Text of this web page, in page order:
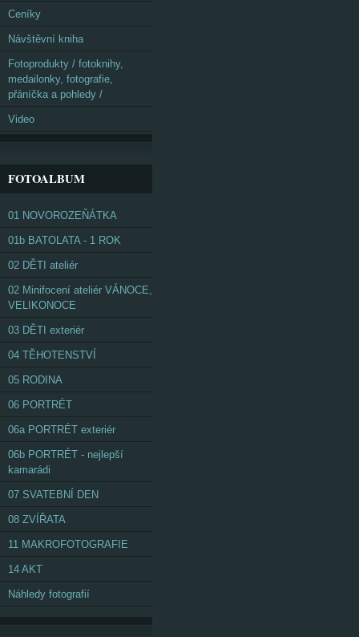
Ceníky
Návštěvní kniha
Fotoprodukty / fotoknihy,
medailonky, fotografie,
přáníčka a pohledy /
Video
FOTOALBUM
01 NOVOROZEŇÁTKA
01b BATOLATA - 1 ROK
02 DĚTI ateliér
02 Minifocení ateliér VÁNOCE,
VELIKONOCE
03 DĚTI exteriér
04 TĚHOTENSTVÍ
05 RODINA
06 PORTRÉT
06a PORTRÉT exteriér
06b PORTRÉT - nejlepší
kamarádi
07 SVATEBNÍ DEN
08 ZVÍŘATA
11 MAKROFOTOGRAFIE
14 AKT
Náhledy fotografií